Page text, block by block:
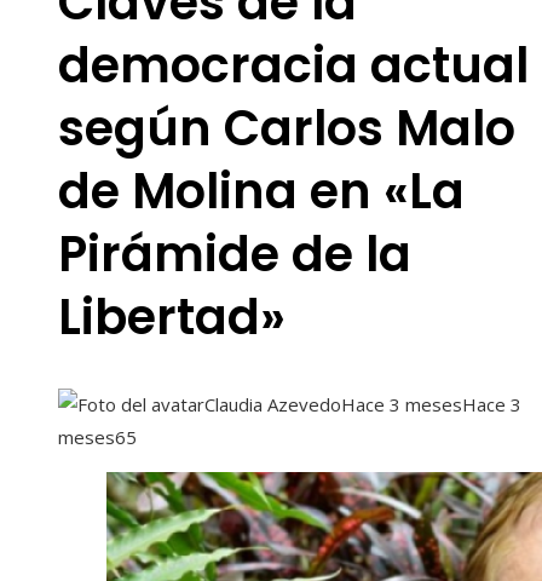
democracia actual
según Carlos Malo
de Molina en «La
Pirámide de la
Libertad»
Claudia AzevedoHace 3 mesesHace 3
meses65